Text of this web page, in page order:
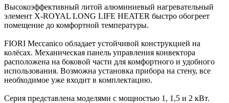
Высокоэффективный литой алюминиевый нагревательный
элемент X-ROYAL LONG LIFE HEATER быстро обогреет
помещение до комфортной температуры.
FIORI Meccanico обладает устойчивой конструкцией на
колёсах. Механическая панель управления конвектора
расположена на боковой части для комфортного и удобного
использования. Возможна установка прибора на стену, все
необходимое уже входит в комплектацию.
Серия представлена моделями с мощностью 1, 1,5 и 2 кВт.